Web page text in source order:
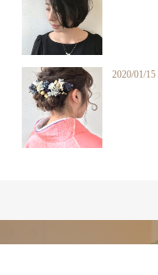
2020/01/15